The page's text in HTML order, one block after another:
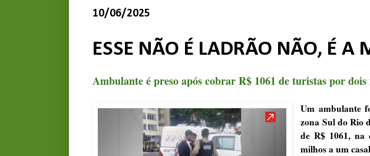
10/06/2025
ESSE NÃO É LADRÃO NÃO, É A
Ambulante é preso após cobrar R$ 1061 de turistas por
Um ambulante
zona Sul do Rio
de R$ 1061, na
milhos a um